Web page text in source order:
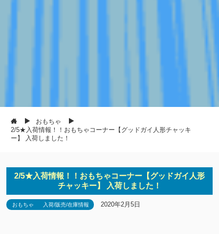
おもちゃ
2/5★入荷情報！！おもちゃコーナー【グッドガイ人形チャッキ
ー】 入荷しました！
2/5★入荷情報！！おもちゃコーナー【グッドガイ人形
チャッキー】 入荷しました！
おもちゃ 入荷/販売/在庫情報 2020年2月5日